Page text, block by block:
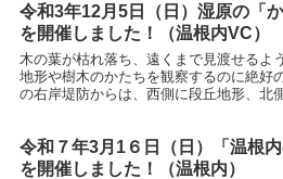
令和3年12月5日（日）湿原の「
を開催しました！（温根内VC）
木の葉が枯れ落ち、遠くまで見渡せるよ
地形や樹木のかたちを観察するのに絶好
の右岸堤防からは、西側に段丘地形、北
びえ、長い時間をかけて作られた大地形
令和７年3月1６日（日）「温根
を開催しました！（温根内）